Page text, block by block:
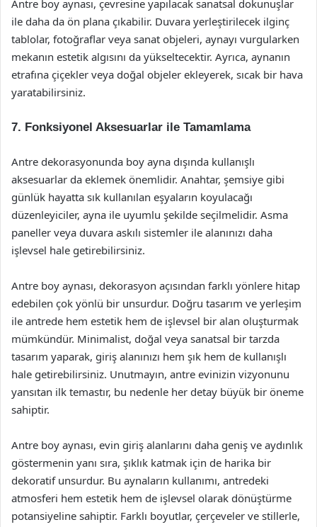
Antre boy aynası, çevresine yapılacak sanatsal dokunuşlar
ile daha da ön plana çıkabilir. Duvara yerleştirilecek ilginç
tablolar, fotoğraflar veya sanat objeleri, aynayı vurgularken
mekanın estetik algısını da yükseltecektir. Ayrıca, aynanın
etrafına çiçekler veya doğal objeler ekleyerek, sıcak bir hava
yaratabilirsiniz.
7. Fonksiyonel Aksesuarlar ile Tamamlama
Antre dekorasyonunda boy ayna dışında kullanışlı
aksesuarlar da eklemek önemlidir. Anahtar, şemsiye gibi
günlük hayatta sık kullanılan eşyaların koyulacağı
düzenleyiciler, ayna ile uyumlu şekilde seçilmelidir. Asma
paneller veya duvara askılı sistemler ile alanınızı daha
işlevsel hale getirebilirsiniz.
Antre boy aynası, dekorasyon açısından farklı yönlere hitap
edebilen çok yönlü bir unsurdur. Doğru tasarım ve yerleşim
ile antrede hem estetik hem de işlevsel bir alan oluşturmak
mümkündür. Minimalist, doğal veya sanatsal bir tarzda
tasarım yaparak, giriş alanınızı hem şık hem de kullanışlı
hale getirebilirsiniz. Unutmayın, antre evinizin vizyonunu
yansıtan ilk temastır, bu nedenle her detay büyük bir öneme
sahiptir.
Antre boy aynası, evin giriş alanlarını daha geniş ve aydınlık
göstermenin yanı sıra, şıklık katmak için de harika bir
dekoratif unsurdur. Bu aynaların kullanımı, antredeki
atmosferi hem estetik hem de işlevsel olarak dönüştürme
potansiyeline sahiptir. Farklı boyutlar, çerçeveler ve stillerle,